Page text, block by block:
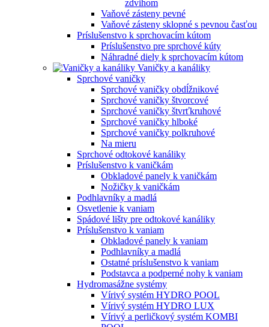
zdvihom
Vaňové zásteny pevné
Vaňové zásteny sklopné s pevnou časťou
Príslušenstvo k sprchovacím kútom
Príslušenstvo pre sprchové kúty
Náhradné diely k sprchovacím kútom
Vaničky a kanáliky
Sprchové vaničky
Sprchové vaničky obdĺžnikové
Sprchové vaničky štvorcové
Sprchové vaničky štvrťkruhové
Sprchové vaničky hlboké
Sprchové vaničky polkruhové
Na mieru
Sprchové odtokové kanáliky
Príslušenstvo k vaničkám
Obkladové panely k vaničkám
Nožičky k vaničkám
Podhlavníky a madlá
Osvetlenie k vaniam
Spádové lišty pre odtokové kanáliky
Príslušenstvo k vaniam
Obkladové panely k vaniam
Podhlavníky a madlá
Ostatné príslušenstvo k vaniam
Podstavca a podperné nohy k vaniam
Hydromasážne systémy
Vírivý systém HYDRO POOL
Vírivý systém HYDRO LUX
Vírivý a perličkový systém KOMBI